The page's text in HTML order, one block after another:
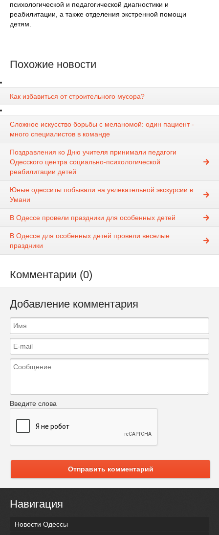
психологической и педагогической диагностики и
реабилитации, а также отделения экстренной помощи
детям.
Похожие новости
Как избавиться от строительного мусора?
Сложное искусство борьбы с меланомой: один пациент -
много специалистов в команде
Поздравления ко Дню учителя принимали педагоги
Одесского центра социально-психологической
реабилитации детей
Юные одесситы побывали на увлекательной экскурсии в
Умани
В Одессе провели праздники для особенных детей
В Одессе для особенных детей провели веселые
праздники
Комментарии (0)
Добавление комментария
Введите слова
Отправить комментарий
Навигация
Новости Одессы